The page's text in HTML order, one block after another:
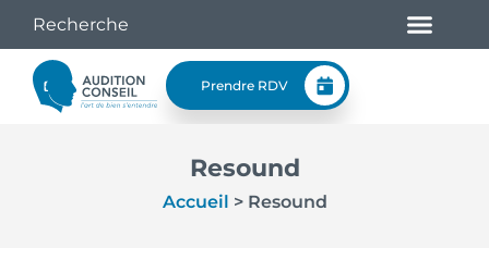
Prendre RDV
Resound
Accueil > Resound